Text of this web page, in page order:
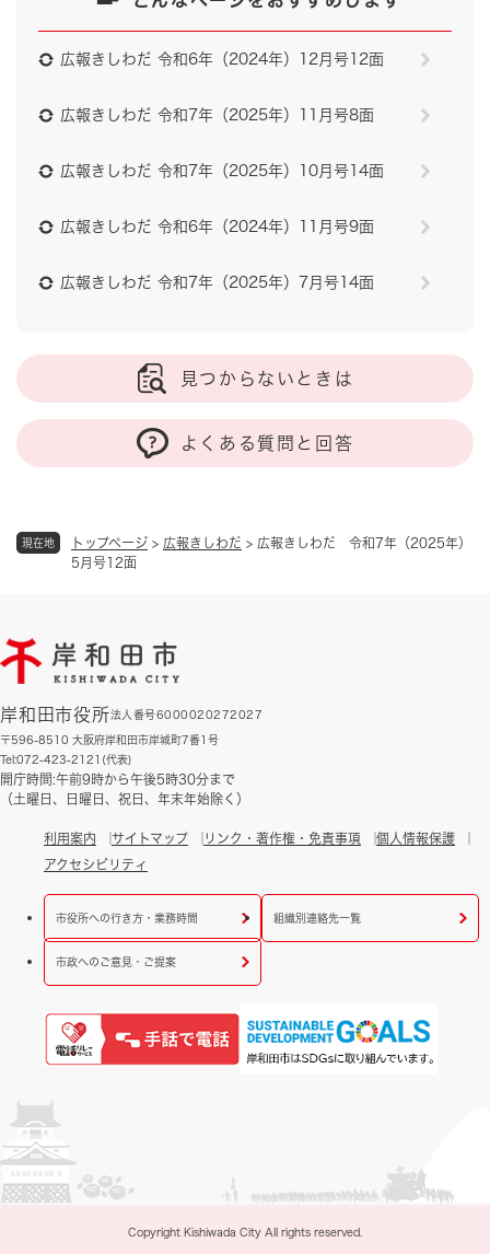
現在地 トップページ > 広報きしわだ > 広報きしわだ 令和7年（2025年）
5月号12面
広報きしわだ 令和6年（2024年）12月号12面
広報きしわだ 令和7年（2025年）11月号8面
広報きしわだ 令和7年（2025年）10月号14面
広報きしわだ 令和6年（2024年）11月号9面
広報きしわだ 令和7年（2025年）7月号14面
見つからないときは
よくある質問と回答
岸和田市役所法人番号6000020272027
〒596-8510 大阪府岸和田市岸城町7番1号
Tel:072-423-2121(代表)
開庁時間:午前9時から午後5時30分まで
（土曜日、日曜日、祝日、年末年始除く）
利用案内 サイトマップ リンク・著作権・免責事項
個人情報保護
アクセシビリティ
市役所への行き方・業務時間 組織別連絡先一覧
市政へのご意見・ご提案
Copyright Kishiwada City All rights reserved.